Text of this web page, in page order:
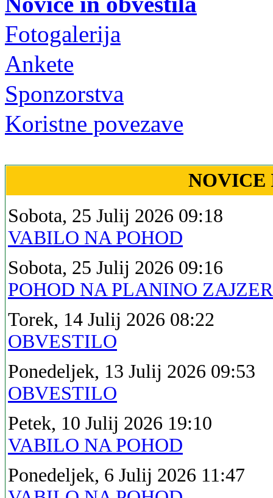
Fotogalerija
Ankete
Sponzorstva
Koristne povezave
NOVICE
Sobota, 25 Julij 2026 09:18
VABILO NA POHOD
Sobota, 25 Julij 2026 09:16
POHOD NA PLANINO
Torek, 14 Julij 2026 08:22
OBVESTILO
Ponedeljek, 13 Julij 2026 09:53
OBVESTILO
Petek, 10 Julij 2026 19:10
VABILO NA POHOD
Ponedeljek, 6 Julij 2026 11:47